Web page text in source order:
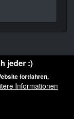
der Film Noir de. Alle
jeder :)
fortfahren,
Informationen